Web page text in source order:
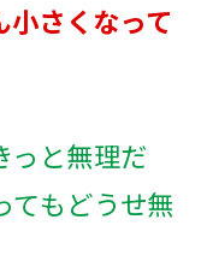
さくなって
っと無理だ
てもどうせ無